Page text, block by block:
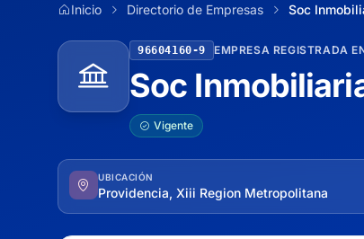
Inicio Directorio de Empresas Soc
96604160-9 EMPRESA REGISTRADA
Soc
Vigente
UBICACIÓN
Providencia, Xiii Region Metropolitana